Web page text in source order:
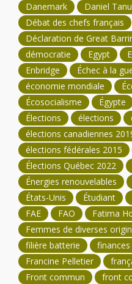
Danemark
Daniel
Débat des chefs français
Déclaration de Great
démocratie
Egypt
Enbridge
Échec à la
économie mondiale
Écosocialisme
Égypte
Élections
élections
élections canadiennes
élections fédérales 2015
Élections Québec 2022
Énergies renouvelables
États-Unis
Étudiant
FAE
FAO Fatima
Femmes de diverses
filière batterie
Francine Pelletier
Front commun
front